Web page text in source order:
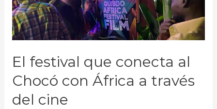
El festival que conecta al
Chocó con África a través
del cine